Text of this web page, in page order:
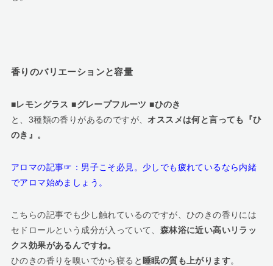
香りのバリエーションと容量
■レモングラス ■グレープフルーツ ■ひのき
と、3種類の香りがあるのですが、 オススメは何と言っても『ひ
のき』。
アロマの記事☞： 男子こそ必見。少しでも疲れているなら内緒
でアロマ始めましょう。
こちらの記事でも少し触れているのですが、ひのきの香りには
セドロールという成分が入っていて、 森林浴に近い高いリラッ
クス効果があるんですね。
ひのきの香りを嗅いでから寝ると 睡眠の質も上がります。